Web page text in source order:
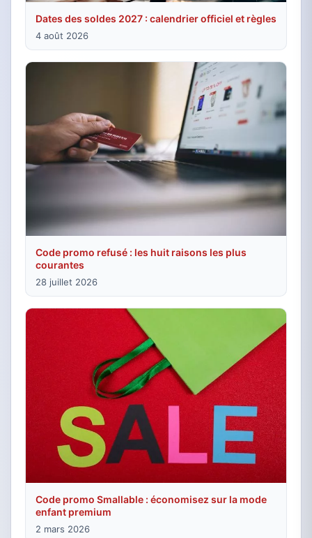
Dates des soldes 2027 : calendrier officiel et règles
4 août 2026
Code promo refusé : les huit raisons les plus
courantes
28 juillet 2026
Code promo Smallable : économisez sur la mode
enfant premium
2 mars 2026